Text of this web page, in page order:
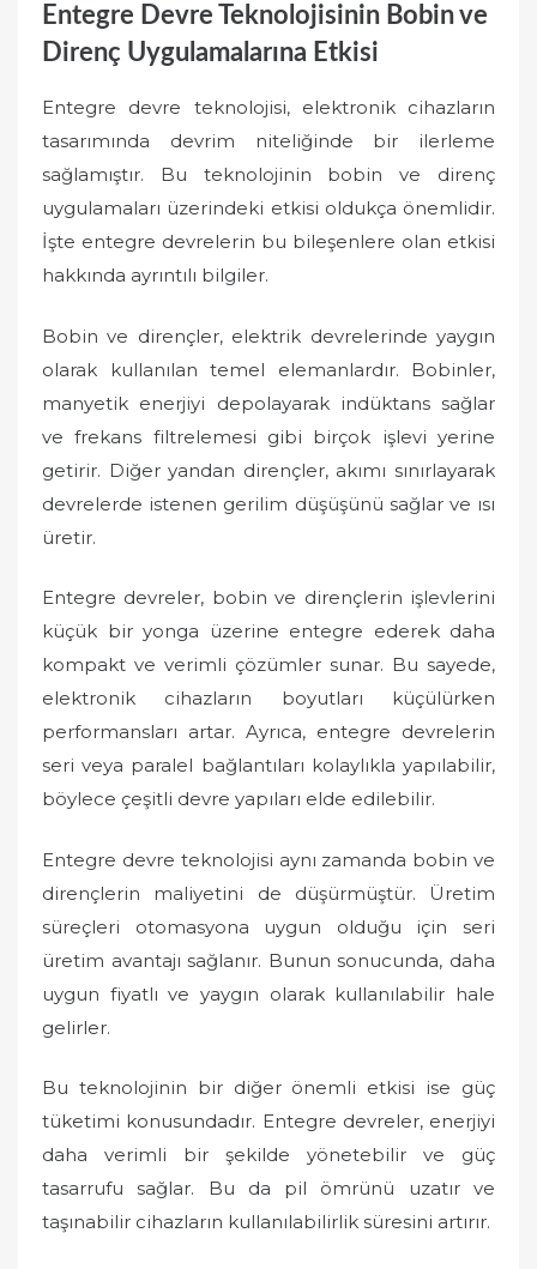
Entegre Devre Teknolojisinin Bobin ve
Direnç Uygulamalarına Etkisi
Entegre devre teknolojisi, elektronik cihazların
tasarımında devrim niteliğinde bir ilerleme
sağlamıştır. Bu teknolojinin bobin ve direnç
uygulamaları üzerindeki etkisi oldukça önemlidir.
İşte entegre devrelerin bu bileşenlere olan etkisi
hakkında ayrıntılı bilgiler.
Bobin ve dirençler, elektrik devrelerinde yaygın
olarak kullanılan temel elemanlardır. Bobinler,
manyetik enerjiyi depolayarak indüktans sağlar
ve frekans filtrelemesi gibi birçok işlevi yerine
getirir. Diğer yandan dirençler, akımı sınırlayarak
devrelerde istenen gerilim düşüşünü sağlar ve ısı
üretir.
Entegre devreler, bobin ve dirençlerin işlevlerini
küçük bir yonga üzerine entegre ederek daha
kompakt ve verimli çözümler sunar. Bu sayede,
elektronik cihazların boyutları küçülürken
performansları artar. Ayrıca, entegre devrelerin
seri veya paralel bağlantıları kolaylıkla yapılabilir,
böylece çeşitli devre yapıları elde edilebilir.
Entegre devre teknolojisi aynı zamanda bobin ve
dirençlerin maliyetini de düşürmüştür. Üretim
süreçleri otomasyona uygun olduğu için seri
üretim avantajı sağlanır. Bunun sonucunda, daha
uygun fiyatlı ve yaygın olarak kullanılabilir hale
gelirler.
Bu teknolojinin bir diğer önemli etkisi ise güç
tüketimi konusundadır. Entegre devreler, enerjiyi
daha verimli bir şekilde yönetebilir ve güç
tasarrufu sağlar. Bu da pil ömrünü uzatır ve
taşınabilir cihazların kullanılabilirlik süresini artırır.